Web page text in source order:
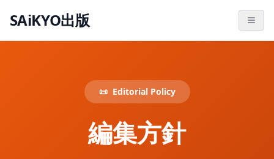
SAiKYO出版
📜 Editorial Policy
編集方針